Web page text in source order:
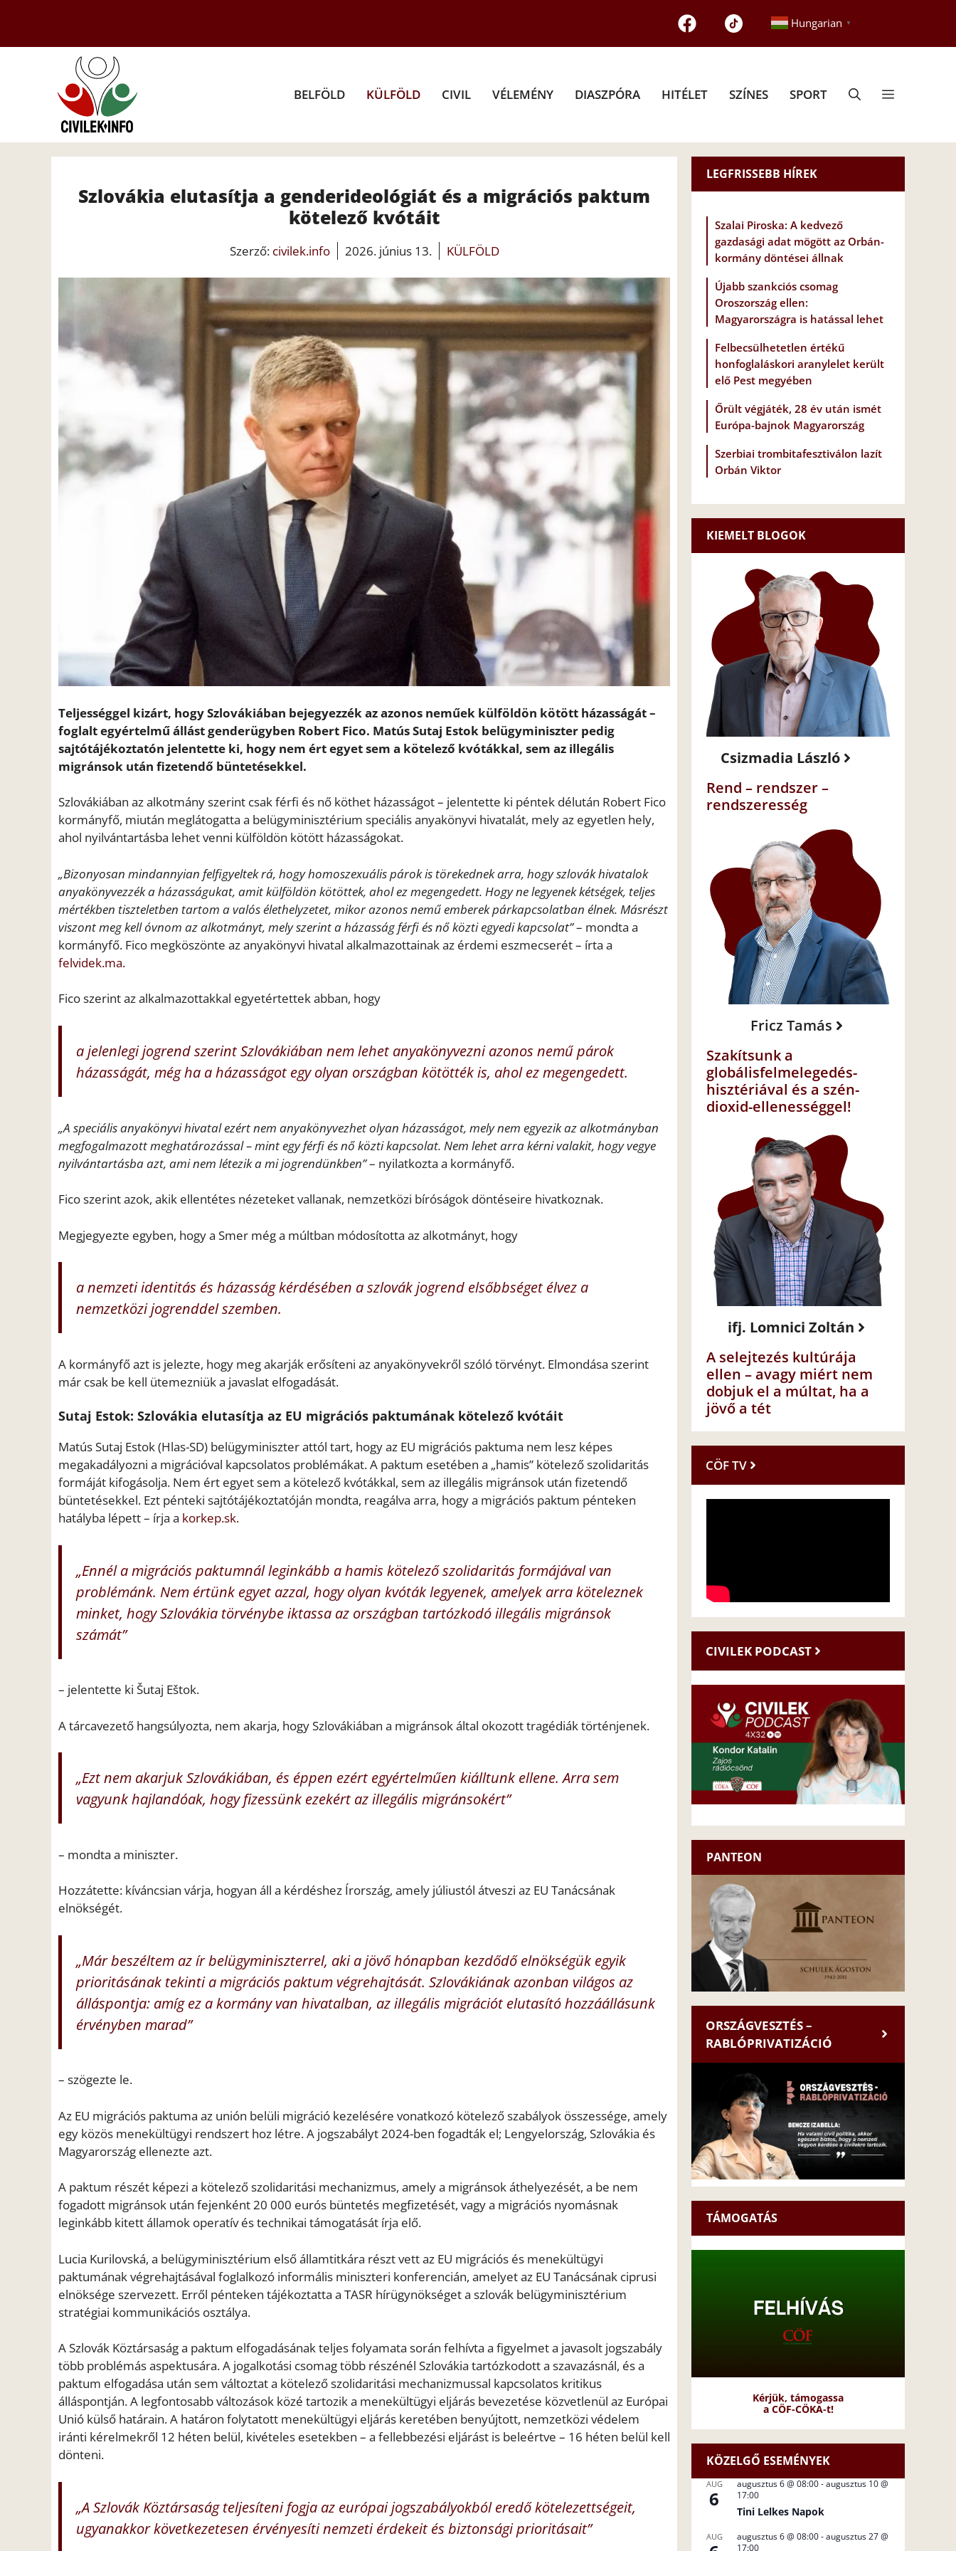
tartalomba
Hungarian ▼
BELFÖLD KÜLFÖLD CIVIL VÉLEMÉNY DIASZPÓRA HITÉLET SZÍNES SPORT
Szlovákia elutasítja a genderideológiát és a migrációs paktum
kötelező kvótáit
Szerző: civilek.info 2026. június 13. KÜLFÖLD
Teljességgel kizárt, hogy Szlovákiában bejegyezzék az azonos neműek külföldön kötött házasságát –
foglalt egyértelmű állást genderügyben Robert Fico. Matús Sutaj Estok belügyminiszter pedig
sajtótájékoztatón jelentette ki, hogy nem ért egyet sem a kötelező kvótákkal, sem az illegális
migránsok után fizetendő büntetésekkel.
Szlovákiában az alkotmány szerint csak férfi és nő köthet házasságot – jelentette ki péntek délután Robert Fico
kormányfő, miután meglátogatta a belügyminisztérium speciális anyakönyvi hivatalát, mely az egyetlen hely,
ahol nyilvántartásba lehet venni külföldön kötött házasságokat.
„Bizonyosan mindannyian felfigyeltek rá, hogy homoszexuális párok is törekednek arra, hogy szlovák hivatalok
anyakönyvezzék a házasságukat, amit külföldön kötöttek, ahol ez megengedett. Hogy ne legyenek kétségek, teljes
mértékben tiszteletben tartom a valós élethelyzetet, mikor azonos nemű emberek párkapcsolatban élnek. Másrészt
viszont meg kell óvnom az alkotmányt, mely szerint a házasság férfi és nő közti egyedi kapcsolat”– mondta a
kormányfő. Fico megköszönte az anyakönyvi hivatal alkalmazottainak az érdemi eszmecserét – írta a
felvidek.ma.
Fico szerint az alkalmazottakkal egyetértettek abban, hogy
a jelenlegi jogrend szerint Szlovákiában nem lehet anyakönyvezni azonos nemű párok
házasságát, még ha a házasságot egy olyan országban kötötték is, ahol ez megengedett.
„A speciális anyakönyvi hivatal ezért nem anyakönyvezhet olyan házasságot, mely nem egyezik az alkotmányban
megfogalmazott meghatározással – mint egy férfi és nő közti kapcsolat. Nem lehet arra kérni valakit, hogy vegye
nyilvántartásba azt, ami nem létezik a mi jogrendünkben”– nyilatkozta a kormányfő.
Fico szerint azok, akik ellentétes nézeteket vallanak, nemzetközi bíróságok döntéseire hivatkoznak.
Megjegyezte egyben, hogy a Smer még a múltban módosította az alkotmányt, hogy
a nemzeti identitás és házasság kérdésében a szlovák jogrend elsőbbséget élvez a
nemzetközi jogrenddel szemben.
A kormányfő azt is jelezte, hogy meg akarják erősíteni az anyakönyvekről szóló törvényt. Elmondása szerint
már csak be kell ütemezniük a javaslat elfogadását.
Sutaj Estok: Szlovákia elutasítja az EU migrációs paktumának kötelező kvótáit
Matús Sutaj Estok (Hlas-SD) belügyminiszter attól tart, hogy az EU migrációs paktuma nem lesz képes
megakadályozni a migrációval kapcsolatos problémákat. A paktum esetében a „hamis” kötelező szolidaritás
formáját kifogásolja. Nem ért egyet sem a kötelező kvótákkal, sem az illegális migránsok után fizetendő
büntetésekkel. Ezt pénteki sajtótájékoztatóján mondta, reagálva arra, hogy a migrációs paktum pénteken
hatályba lépett – írja a korkep.sk.
„Ennél a migrációs paktumnál leginkább a hamis kötelező szolidaritás formájával van
problémánk. Nem értünk egyet azzal, hogy olyan kvóták legyenek, amelyek arra köteleznek
minket, hogy Szlovákia törvénybe iktassa az országban tartózkodó illegális migránsok
számát”
– jelentette ki Šutaj Eštok.
A tárcavezető hangsúlyozta, nem akarja, hogy Szlovákiában a migránsok által okozott tragédiák történjenek.
„Ezt nem akarjuk Szlovákiában, és éppen ezért egyértelműen kiálltunk ellene. Arra sem
vagyunk hajlandóak, hogy fizessünk ezekért az illegális migránsokért”
– mondta a miniszter.
Hozzátette: kíváncsian várja, hogyan áll a kérdéshez Írország, amely júliustól átveszi az EU Tanácsának
elnökségét.
„Már beszéltem az ír belügyminiszterrel, aki a jövő hónapban kezdődő elnökségük egyik
prioritásának tekinti a migrációs paktum végrehajtását. Szlovákiának azonban világos az
álláspontja: amíg ez a kormány van hivatalban, az illegális migrációt elutasító hozzáállásunk
érvényben marad”
– szögezte le.
Az EU migrációs paktuma az unión belüli migráció kezelésére vonatkozó kötelező szabályok összessége, amely
egy közös menekültügyi rendszert hoz létre. A jogszabályt 2024-ben fogadták el; Lengyelország, Szlovákia és
Magyarország ellenezte azt.
A paktum részét képezi a kötelező szolidaritási mechanizmus, amely a migránsok áthelyezését, a be nem
fogadott migránsok után fejenként 20 000 eurós büntetés megfizetését, vagy a migrációs nyomásnak
leginkább kitett államok operatív és technikai támogatását írja elő.
Lucia Kurilovská, a belügyminisztérium első államtitkára részt vett az EU migrációs és menekültügyi
paktumának végrehajtásával foglalkozó informális miniszteri konferencián, amelyet az EU Tanácsának ciprusi
elnöksége szervezett. Erről pénteken tájékoztatta a TASR hírügynökséget a szlovák belügyminisztérium
stratégiai kommunikációs osztálya.
A Szlovák Köztársaság a paktum elfogadásának teljes folyamata során felhívta a figyelmet a javasolt jogszabály
több problémás aspektusára. A jogalkotási csomag több részénél Szlovákia tartózkodott a szavazásnál, és a
paktum elfogadása után sem változtat a kötelező szolidaritási mechanizmussal kapcsolatos kritikus
álláspontján. A legfontosabb változások közé tartozik a menekültügyi eljárás bevezetése közvetlenül az Európai
Unió külső határain. A határon folytatott menekültügyi eljárás keretében benyújtott, nemzetközi védelem
iránti kérelmekről 12 héten belül, kivételes esetekben – a fellebbezési eljárást is beleértve – 16 héten belül kell
dönteni.
„A Szlovák Köztársaság teljesíteni fogja az európai jogszabályokból eredő kötelezettségeit,
ugyanakkor következetesen érvényesíti nemzeti érdekeit és biztonsági prioritásait”
LEGFRISSEBB HÍREK
Szalai Piroska: A kedvező
gazdasági adat mögött az Orbán-
kormány döntései állnak
Újabb szankciós csomag
Oroszország ellen:
Magyarországra is hatással lehet
Felbecsülhetetlen értékű
honfoglaláskori aranylelet került
elő Pest megyében
Őrült végjáték, 28 év után ismét
Európa-bajnok Magyarország
Szerbiai trombitafesztiválon lazít
Orbán Viktor
KIEMELT BLOGOK
Csizmadia László
Rend – rendszer –
rendszeresség
Fricz Tamás
Szakítsunk a
globálisfelmelegedés-
hisztériával és a szén-
dioxid-ellenességgel!
ifj. Lomnici Zoltán
A selejtezés kultúrája
ellen – avagy miért nem
dobjuk el a múltat, ha a
jövő a tét
CÖF TV
CIVILEK PODCAST
PANTEON
ORSZÁGVESZTÉS –
RABLÓPRIVATIZÁCIÓ
TÁMOGATÁS
Kérjük, támogassa
a CÖF-CÖKA-t!
KÖZELGŐ ESEMÉNYEK
AUG
6
augusztus 6 @ 08:00-augusztus 10 @
17:00
Tini Lelkes Napok
AUG augusztus 6 @ 08:00-augusztus 27 @
17:00